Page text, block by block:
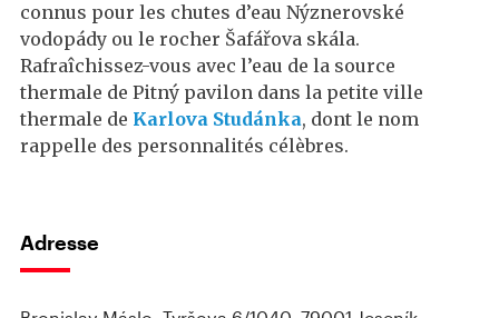
connus pour les chutes d’eau Nýznerovské
vodopády ou le rocher Šafářova skála.
Rafraîchissez-vous avec l’eau de la source
thermale de Pitný pavilon dans la petite ville
thermale de Karlova Studánka, dont le nom
rappelle des personnalités célèbres.
Adresse